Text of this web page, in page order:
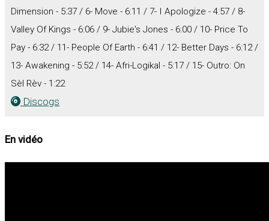
Dimension - 5:37 / 6- Move - 6:11 / 7- I Apologize - 4:57 / 8-
Valley Of Kings - 6:06 / 9- Jubie's Jones - 6:00 / 10- Price To
Pay - 6:32 / 11- People Of Earth - 6:41 / 12- Better Days - 6:12 /
13- Awakening - 5:52 / 14- Afri-Logikal - 5:17 / 15- Outro: On
Sèl Rèv - 1:22
Discogs
En vidéo